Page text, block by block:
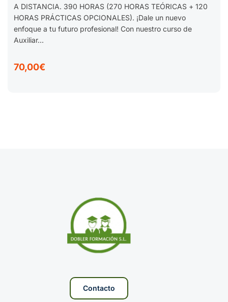
A DISTANCIA. 390 HORAS (270 HORAS TEÓRICAS + 120
HORAS PRÁCTICAS OPCIONALES). ¡Dale un nuevo
enfoque a tu futuro profesional! Con nuestro curso de
Auxiliar...
70,00€
Contacto